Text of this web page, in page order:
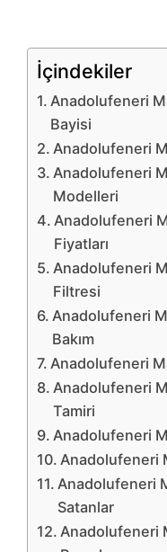
İçindekiler
Anadolufeneri
Bayisi
Anadolufeneri
Anadolufeneri
Modelleri
Anadolufeneri
Fiyatları
Anadolufeneri
Filtresi
Anadolufeneri
Bakım
Anadolufeneri
Anadolufeneri
Tamiri
Anadolufeneri
Anadolufeneri
Anadolufeneri
Satanlar
Anadolufeneri